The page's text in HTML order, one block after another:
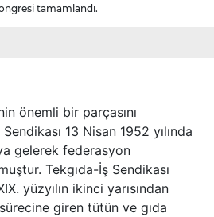
tamamlandı.
önemli bir parçasını
13 Nisan 1952 yılında
gelerek federasyon
Tekgıda-İş Sendikası
yüzyılın ikinci yarısından
giren tütün ve gıda